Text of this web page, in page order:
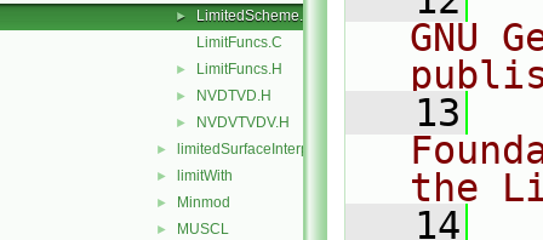
►
LimitedScheme.H
LimitFuncs.C
► LimitFuncs.H
► NVDTVD.H
► NVDVTVDV.H
► limitedSurfaceInterpolationScheme
► limitWith
► Minmod
► MUSCL
GNU
   13
the
   14